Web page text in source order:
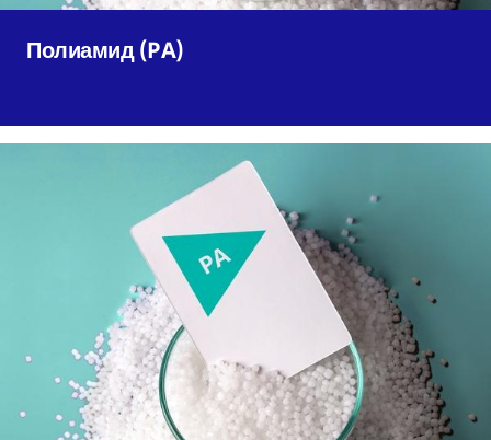
Полиамид (PA)